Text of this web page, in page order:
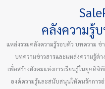
k g
r
m
t r
คลังความรู้
แหล่งรวมคลังความรู้รอบตัว บทความ ข่
บทความข่าวสารและแหล่งความรู้ต่า
เพื่อสร้างสังคมแห่งการเรียนรู้ในยุคดิ
องค์ความรู้และสนับสนุนให้คนรักการ